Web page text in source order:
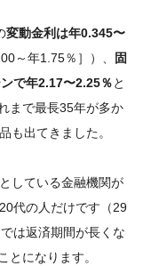
変動金利は年0.345〜
～年1.75％］）、
固
で年2.17〜2.25％と
まで最長35年が多か
も出てきました。
している金融機関が
代の人だけです（29
は返済期間が長くな
とになります。